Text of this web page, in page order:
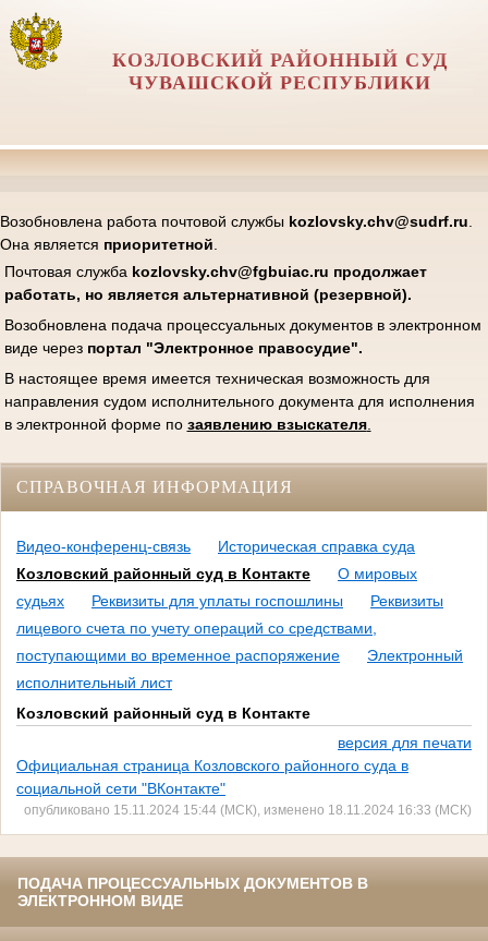
КОЗЛОВСКИЙ РАЙОННЫЙ СУД
ЧУВАШСКОЙ РЕСПУБЛИКИ
Возобновлена работа почтовой службы kozlovsky.chv@sudrf.ru
Она является приоритетной
Почтовая служба kozlovsky.chv@fgbuiac.ru продолжает
работать, но является альтернативной (резервной).
Возобновлена подача процессуальных документов в электронном
виде через портал "Электронное правосудие".
В настоящее время имеется техническая возможность для
направления судом исполнительного документа для исполнения
в электронной форме по заявлению взыскателя.
СПРАВОЧНАЯ ИНФОРМАЦИЯ
Видео-конференц-связь
Историческая справка суда
Козловский районный суд в Контакте
О мировых
судьях
Реквизиты для уплаты госпошлины
Реквизиты
лицевого счета по учету операций со средствами,
поступающими во временное распоряжение
Электронный
исполнительный лист
Козловский районный суд в Контакте
версия для печати
Официальная страница Козловского районного суда в
социальной сети "ВКонтакте"
опубликовано 15.11.2024 15:44 (МСК), изменено 18.11.2024 16:33 (МСК)
ПОДАЧА ПРОЦЕССУАЛЬНЫХ ДОКУМЕНТОВ В
ЭЛЕКТРОННОМ ВИДЕ